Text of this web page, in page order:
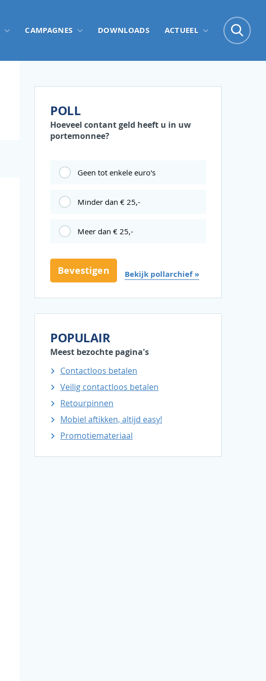
CAMPAGNES DOWNLOADS ACTUEEL
POLL
Hoeveel contant geld heeft u in uw
portemonnee?
Geen tot enkele euro's
Minder dan € 25,-
Meer dan € 25,-
Bekijk pollarchief »
POPULAIR
Meest bezochte pagina's
Contactloos betalen
Veilig contactloos betalen
Retourpinnen
Mobiel aftikken, altijd easy!
Promotiemateriaal